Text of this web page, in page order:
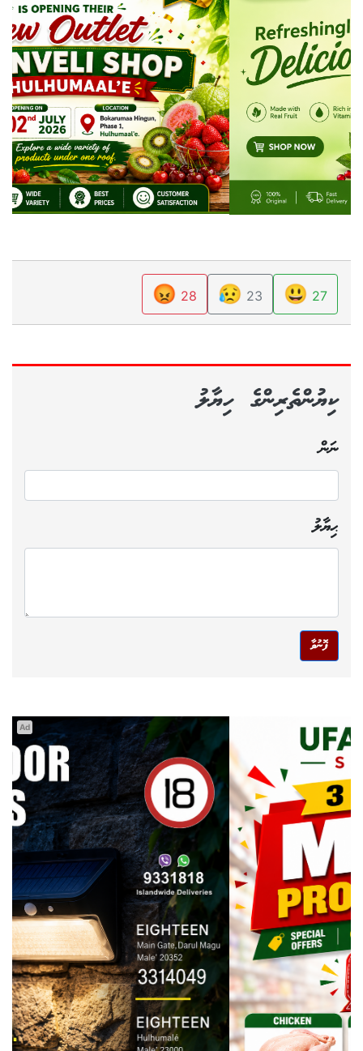
27
😃
23
😥
28
😡
ކިޔުންތެރިންގެ ހިޔާލު
ނަން
ޙިޔާލު
ފޮނުވާ
Ad